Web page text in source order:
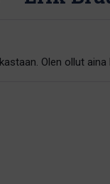
Olen ollut